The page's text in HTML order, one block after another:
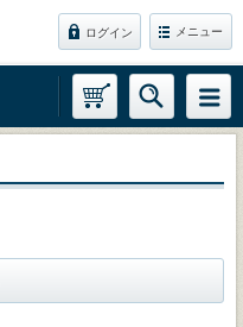
ログイン メニュー